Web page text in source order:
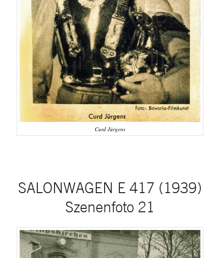
Curd Jürgens
SALONWAGEN E 417 (1939)
Szenenfoto 21